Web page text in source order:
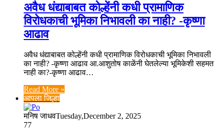
अवैध धंद्याबाबत कोल्हेंनी कधी प्रामाणिक
विरोधकाची भूमिका निभावली का नाही? -कृष्णा
आढाव
अवैध धंद्याबाबत कोल्हेंनी कधी प्रामाणिक विरोधकाची भूमिका निभावली
का नाही? -कृष्णा आढाव आ.आशुतोष काळेंनी घेतलेल्या भूमिकेशी सहमत
नाही का?-कृष्णा आढाव…
Read More »
आपला जिल्हा
मनिष जाधवTuesday,December 2, 2025
77